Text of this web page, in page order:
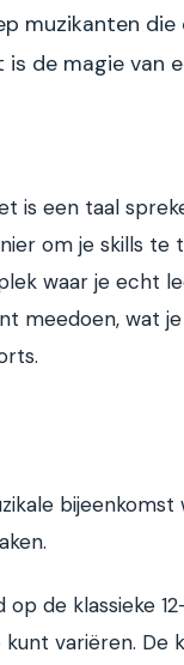
muzikanten
de magie van
is een taal
om je skills te
waar je echt
meedoen, wat
de klassieke
variëren. De